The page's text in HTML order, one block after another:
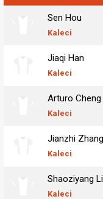
Sen Hou
Kaleci
Jiaqi Han
Kaleci
Arturo Cheng
Kaleci
Jianzhi Zhang
Kaleci
Shaoziyang
Kaleci